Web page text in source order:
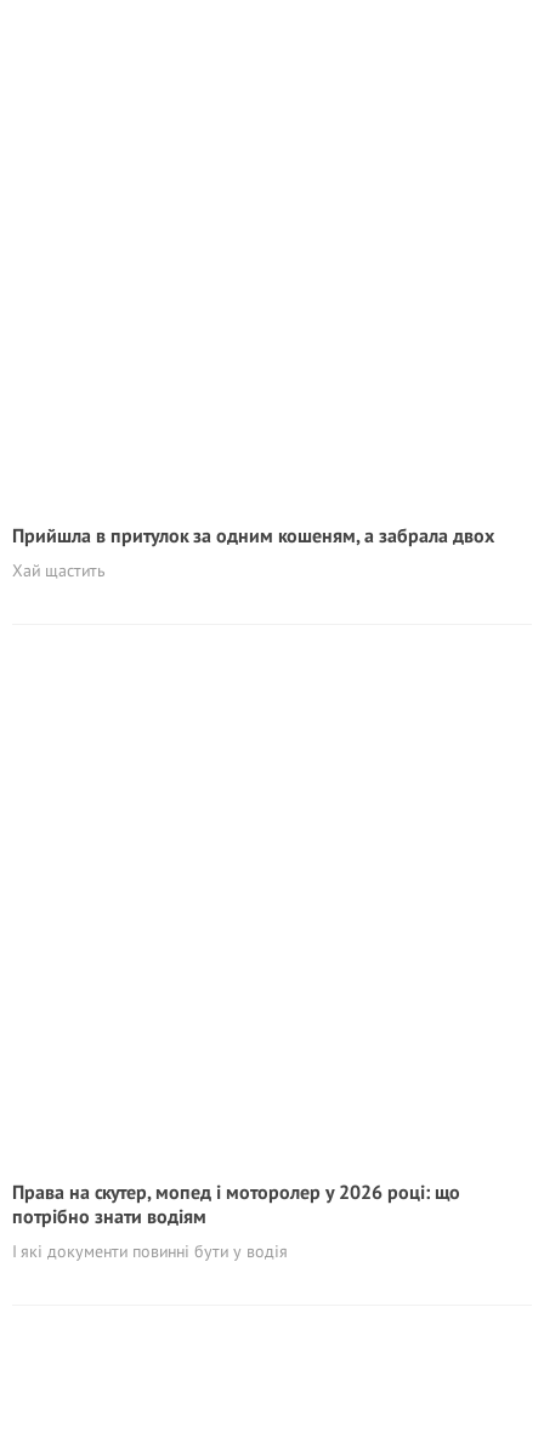
Прийшла в притулок за одним кошеням, а забрала двох
Хай щастить
Права на скутер, мопед і моторолер у 2026 році: що
потрібно знати водіям
І які документи повинні бути у водія